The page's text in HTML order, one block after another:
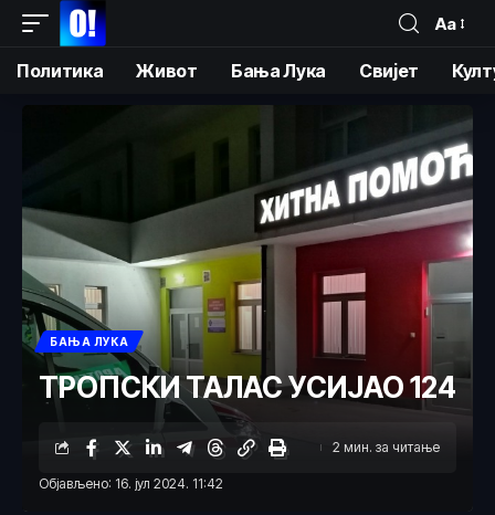
Аа
Политика Живот Бања Лука Свијет
БАЊА ЛУКА
ТРОПСКИ ТАЛАС УСИЈАО 124
Објављено: 16. јул 2024. 11:42
2 мин. за читање